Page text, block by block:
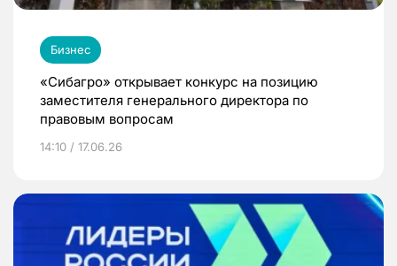
Бизнес
«Сибагро» открывает конкурс на позицию
заместителя генерального директора по
правовым вопросам
14:10 / 17.06.26